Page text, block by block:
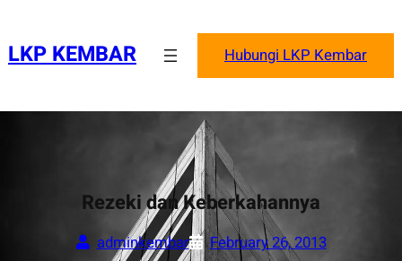
content
LKP KEMBAR Hubungi LKP Kembar
Rezeki dan Keberkahannya
adminkembar February 26, 2013